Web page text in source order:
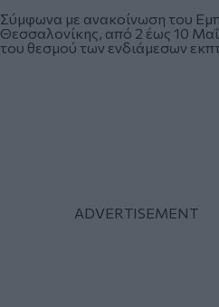
Σύμφωνα με ανακοίνωση του
Θεσσαλονίκης, από 2 έως 10
του θεσμού των ενδιάμεσων